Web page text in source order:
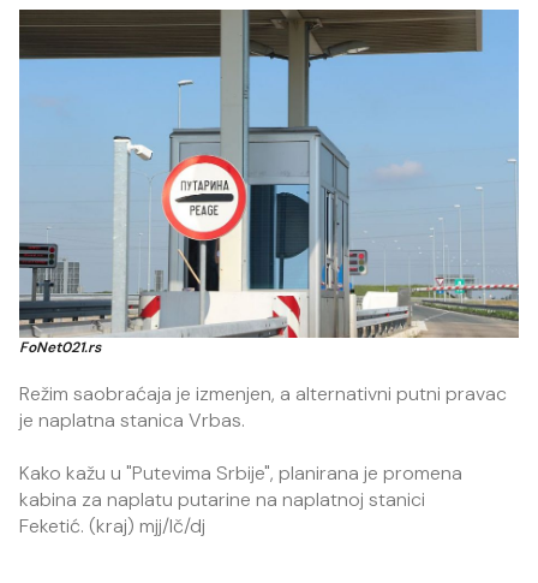
FoNet021.rs
Režim saobraćaja je izmenjen, a alternativni putni pravac
je naplatna stanica Vrbas.
Kako kažu u "Putevima Srbije", planirana je promena
kabina za naplatu putarine na naplatnoj stanici
Feketić. (kraj) mjj/lč/dj